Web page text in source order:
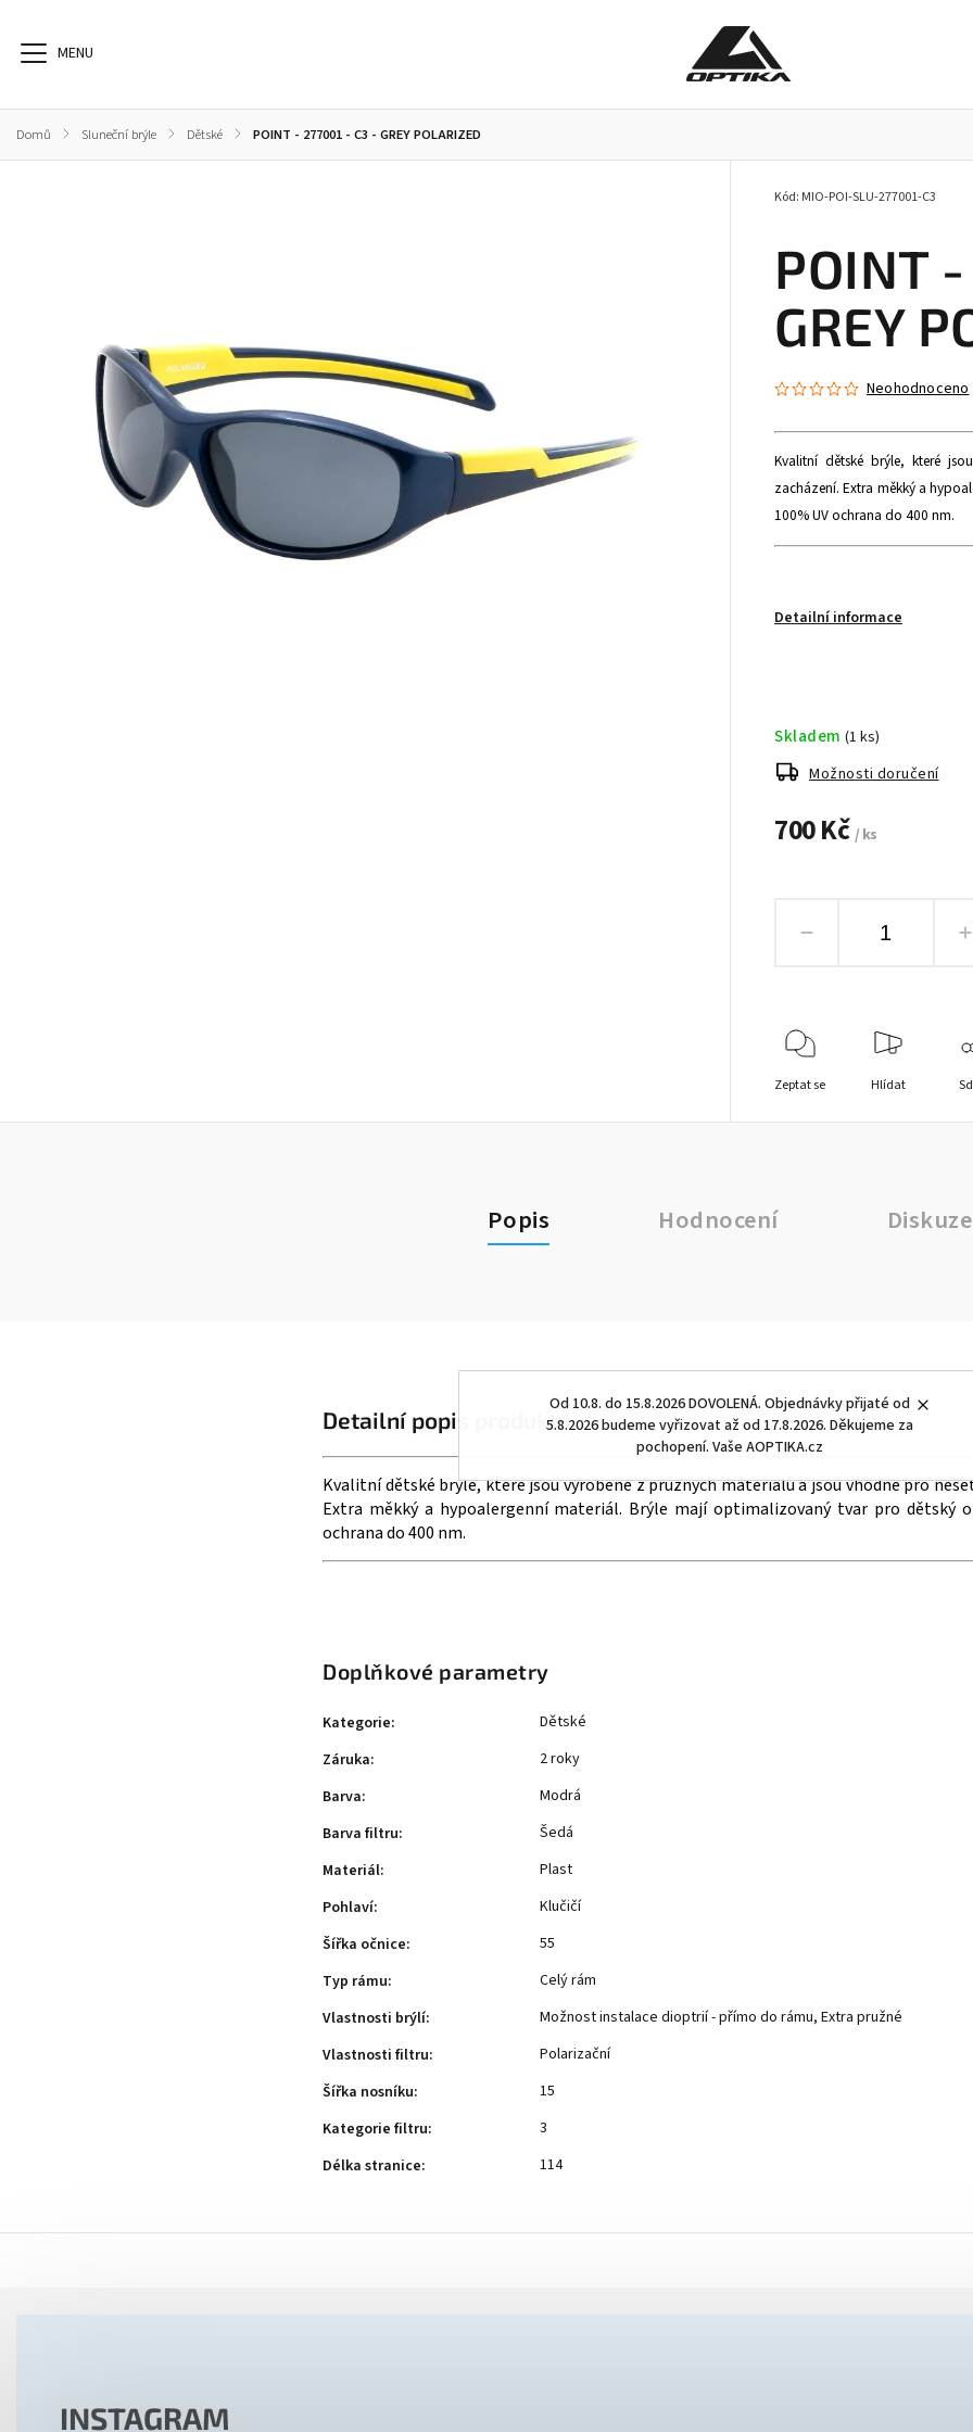
Od 10.8. do 15.8.2026 DOVOLENÁ. Objednávky přijaté od
5.8.2026 budeme vyřizovat až od 17.8.2026. Děkujeme za
pochopení. Vaše AOPTIKA.cz
Domů / Sluneční brýle / Dětské / POINT - 277001 - C3 - GREY POLARIZED
POINT
GREY
Kód: MIO-POI-SLU-277001-C3
Neohodnoceno
Kvalitní dětské brýle, které
zacházení. Extra měkký a
100% UV ochrana do 400 nm.
Detailní informace
700 Kč / ks
Skladem (1 ks)
Možnosti doručení
Zeptat se Hlídat
Popis Hodnocení Diskuze
Detailní popis produktu
Kvalitní dětské brýle, které jsou vyrobené z pružných materiálů a jsou vhodné pro
Extra měkký a hypoalergenní materiál. Brýle mají optimalizovaný tvar pro dětský
ochrana do 400 nm.
Doplňkové parametry
Kategorie:
Dětské
Záruka:
2 roky
Barva:
Modrá
Barva filtru:
Šedá
Materiál:
Plast
Pohlaví:
Klučičí
Šířka očnice:
55
Typ rámu:
Celý rám
Vlastnosti brýlí:
Možnost instalace dioptrií - přímo do rámu, Extra pružné
Vlastnosti filtru:
Polarizační
Šířka nosníku:
15
Kategorie filtru:
3
Délka stranice: 114
INSTAGRAM